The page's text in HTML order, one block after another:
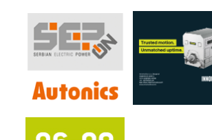
automatizaciju
Efikasno upravljanje energijom
Automatizacija pakovanja · Display
Proizvodnja iC7 Hybrid 1500 VDC
mrežnog pretvarača sa tečnim
Potpuna efikasnost bez složenih